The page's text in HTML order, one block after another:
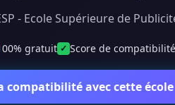
- Ecole Supérieure de
gratuit ✓ Score de compatibilité
compatibilité avec cette école